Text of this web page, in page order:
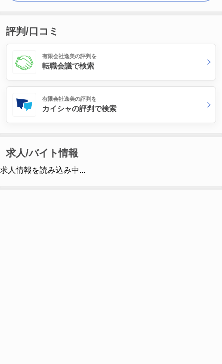
評判/口コミ
有限会社逸美の評判を
転職会議で検索
有限会社逸美の評判を
カイシャの評判で検索
求人/バイト情報
求人情報を読み込み中...